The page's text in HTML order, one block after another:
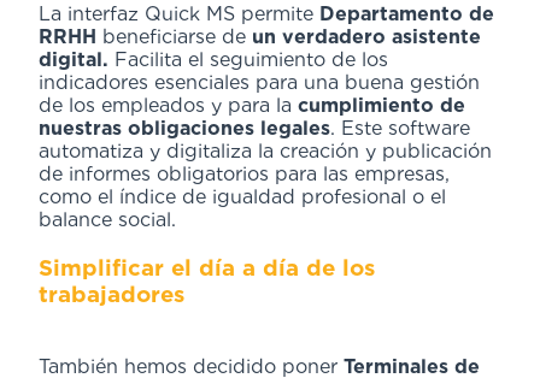
La interfaz Quick MS permite Departamento de
RRHH beneficiarse de un verdadero asistente
digital. Facilita el seguimiento de los
indicadores esenciales para una buena gestión
de los empleados y para la cumplimiento de
nuestras obligaciones legales. Este software
automatiza y digitaliza la creación y publicación
de informes obligatorios para las empresas,
como el índice de igualdad profesional o el
balance social.
Simplificar el día a día de los
trabajadores
También hemos decidido poner Terminales de